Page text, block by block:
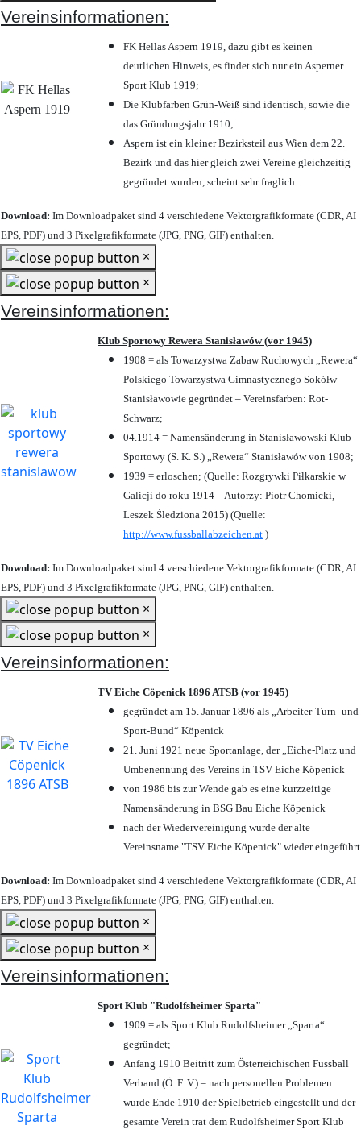
Vereinsinformationen:
FK Hellas Aspern 1919, dazu gibt es keinen
deutlichen Hinweis, es findet sich nur ein Asperner
Sport Klub 1919;
Die Klubfarben Grün-Weiß sind identisch, sowie die
das Gründungsjahr 1910;
Aspern ist ein kleiner Bezirksteil aus Wien dem 22.
Bezirk und das hier gleich zwei Vereine gleichzeitig
gegründet wurden, scheint sehr fraglich.
Download: Im Downloadpaket sind 4 verschiedene Vektorgrafikformate (CDR, AI
EPS, PDF) und 3 Pixelgrafikformate (JPG, PNG, GIF) enthalten.
×
×
Vereinsinformationen:
Klub Sportowy Rewera Stanisławów (vor 1945)
1908 = als Towarzystwa Zabaw Ruchowych „Rewera“
Polskiego Towarzystwa Gimnastycznego Sokółw
Stanisławowie gegründet – Vereinsfarben: Rot-
Schwarz;
04.1914 = Namensänderung in Stanisławowski Klub
Sportowy (S. K. S.) „Rewera“ Stanisławów von 1908;
1939 = erloschen; (Quelle: Rozgrywki Piłkarskie w
Galicji do roku 1914 – Autorzy: Piotr Chomicki,
Leszek Śledziona 2015) (Quelle:
http://www.fussballabzeichen.at )
Download: Im Downloadpaket sind 4 verschiedene Vektorgrafikformate (CDR, AI
EPS, PDF) und 3 Pixelgrafikformate (JPG, PNG, GIF) enthalten.
×
×
Vereinsinformationen:
TV Eiche Cöpenick 1896 ATSB (vor 1945)
gegründet am 15. Januar 1896 als „Arbeiter-Turn- und
Sport-Bund“ Köpenick
21. Juni 1921 neue Sportanlage, der „Eiche-Platz und
Umbenennung des Vereins in TSV Eiche Köpenick
von 1986 bis zur Wende gab es eine kurzzeitige
Namensänderung in BSG Bau Eiche Köpenick
nach der Wiedervereinigung wurde der alte
Vereinsname "TSV Eiche Köpenick" wieder eingeführt
Download: Im Downloadpaket sind 4 verschiedene Vektorgrafikformate (CDR, AI
EPS, PDF) und 3 Pixelgrafikformate (JPG, PNG, GIF) enthalten.
×
×
Vereinsinformationen:
Sport Klub "Rudolfsheimer Sparta"
1909 = als Sport Klub Rudolfsheimer „Sparta“
gegründet;
Anfang 1910 Beitritt zum Österreichischen Fussball
Verband (Ö. F. V.) – nach personellen Problemen
wurde Ende 1910 der Spielbetrieb eingestellt und der
gesamte Verein trat dem Rudolfsheimer Sport Klub